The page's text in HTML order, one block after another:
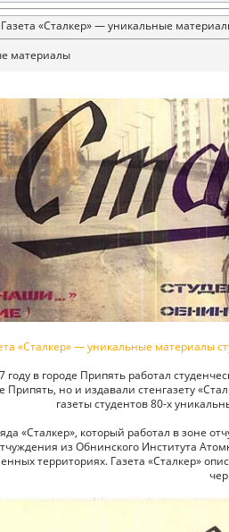
«Сталкер» — уникальные
материалы
«Сталкер» — уникальные материалы
году в городе Припять работал
Припять, но и издавали стенгазету
газеты студентов 80-х
«Сталкер», который работал в
из Обнинского Института
территориях. Газета «Сталкер»